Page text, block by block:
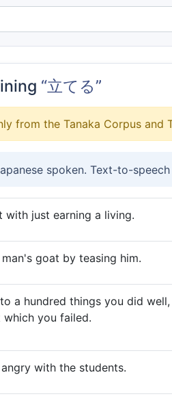
“立てる”
from the Tanaka Corpus and
spoken. Text-to-
just earning a living.
goat by teasing him.
a hundred things you did well,
you failed.
with the students.